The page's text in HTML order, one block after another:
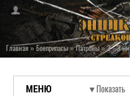
Главная»Боеприпасы»Патроны»2 - 3 мм
МЕНЮ